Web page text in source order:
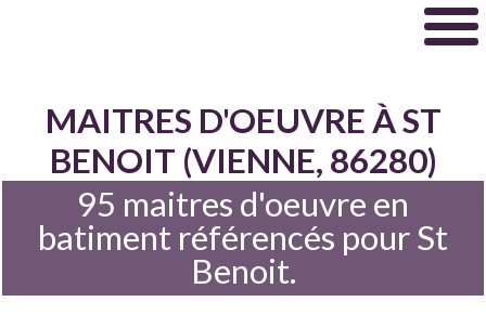
MAITRES D'OEUVRE À ST
BENOIT (VIENNE, 86280)
95 maitres d'oeuvre en
batiment référencés pour St
Benoit.